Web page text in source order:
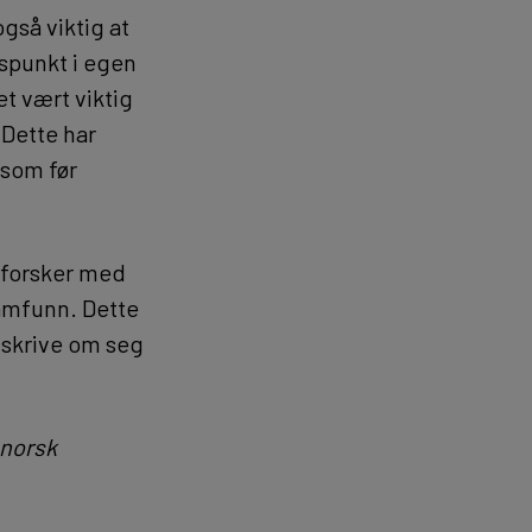
viktig at
i egen
vært viktig
har
før
med
Dette
om seg